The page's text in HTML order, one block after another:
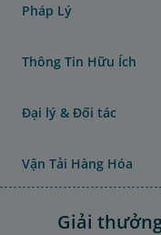
Pháp Lý
Thông Tin Hữu Ích
Đại lý & Đối tác
Vận Tải Hàng Hóa
Giải